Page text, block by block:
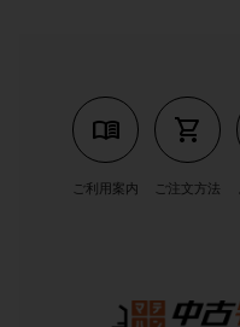
menu_book
ご利用案内
shopping_cart
ご注文方法